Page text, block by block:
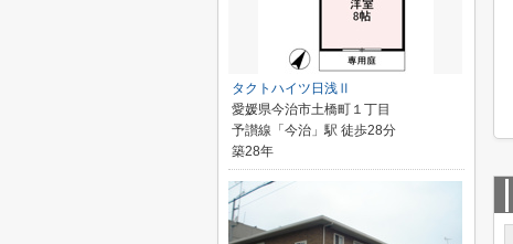
タクトハイツ日浅Ⅱ
愛媛県今治市土橋町１丁目
予讃線「今治」駅 徒歩28分
築28年